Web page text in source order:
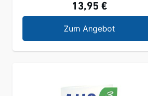
13,95 €
Zum Angebot